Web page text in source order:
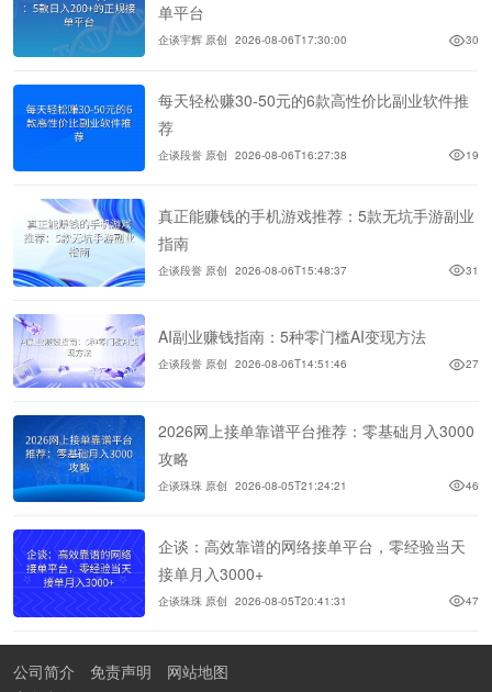
单平台
企谈宇辉 原创 2026-08-06T17:30:00 30
每天轻松赚30-50元的6款高性价比副业软件推
荐
企谈段誉 原创 2026-08-06T16:27:38 19
真正能赚钱的手机游戏推荐：5款无坑手游副业
指南
企谈段誉 原创 2026-08-06T15:48:37 31
AI副业赚钱指南：5种零门槛AI变现方法
企谈段誉 原创 2026-08-06T14:51:46 27
2026网上接单靠谱平台推荐：零基础月入3000
攻略
企谈珠珠 原创 2026-08-05T21:24:21 46
企谈：高效靠谱的网络接单平台，零经验当天
接单月入3000+
企谈珠珠 原创 2026-08-05T20:41:31 47
公司简介 免责声明
网站地图